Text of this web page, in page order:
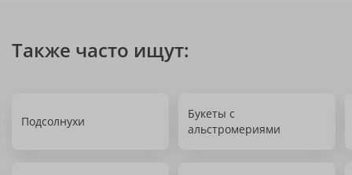
Также часто ищут:
Подсолнухи
Букеты с
альстромериями